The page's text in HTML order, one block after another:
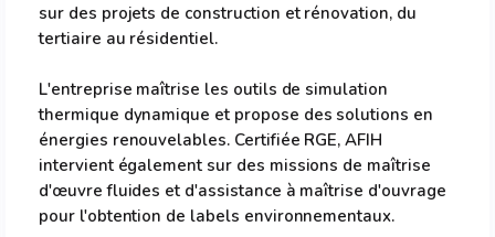
sur des projets de construction et rénovation, du
tertiaire au résidentiel.
L'entreprise maîtrise les outils de simulation
thermique dynamique et propose des solutions en
énergies renouvelables. Certifiée RGE, AFIH
intervient également sur des missions de maîtrise
d'œuvre fluides et d'assistance à maîtrise d'ouvrage
pour l'obtention de labels environnementaux.